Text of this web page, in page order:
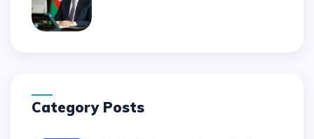
Category Posts